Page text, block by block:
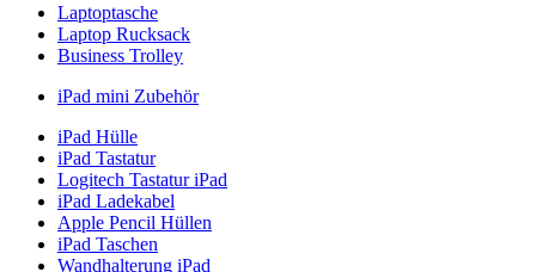
Laptoptasche
Laptop Rucksack
Business Trolley
iPad mini Zubehör
iPad Hülle
iPad Tastatur
Logitech Tastatur iPad
iPad Ladekabel
Apple Pencil Hüllen
iPad Taschen
Wandhalterung iPad